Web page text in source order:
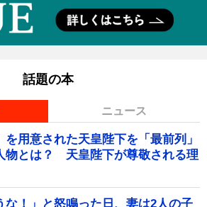
話題の本
ニュース
用意された天皇陛下を「最前列」
物とは？ 天皇陛下が尊敬される理
な！」と怒鳴った日、妻は2人の子